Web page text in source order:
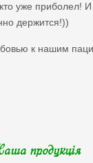
уже приболел!
держится!))
к нашим
продукція